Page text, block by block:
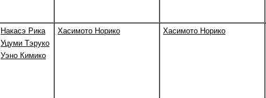
Накасэ Рика
Уцуми Тэруко
Уэно Кимико
Хасимото Норико Хасимото Норико